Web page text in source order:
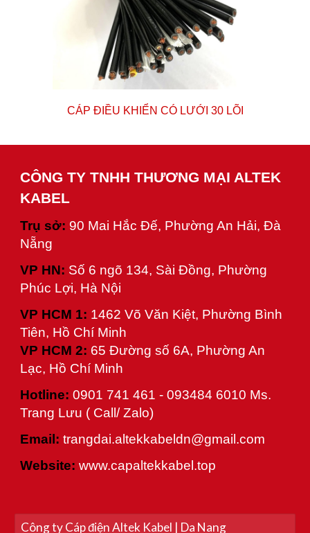
CÁP ĐIỀU KHIỂN CÓ LƯỚI 30LÕI
CÔNG TY TNHH THƯƠNG MẠI ALTEK
KABEL
Trụ sở: 90 Mai Hắc Đế, Phường An Hải, Đà
Nẵng
VP HN: Số 6 ngõ 134, Sài Đồng, Phường
Phúc Lợi, Hà Nội
VP HCM 1: 1462 Võ Văn Kiệt, Phường Bình
Tiên, Hồ Chí Minh
VP HCM2: 65 Đường số 6A, Phường An
Lạc, Hồ Chí Minh
Hotline: 0901 741 461 - 093484 6010 Ms.
Trang Lưu ( Call/ Zalo)
Email:trangdai.altekkabeldn@gmail.com
Website: www.capaltekkabel.top
Công ty Cáp điện Altek Kabel | Da Nang